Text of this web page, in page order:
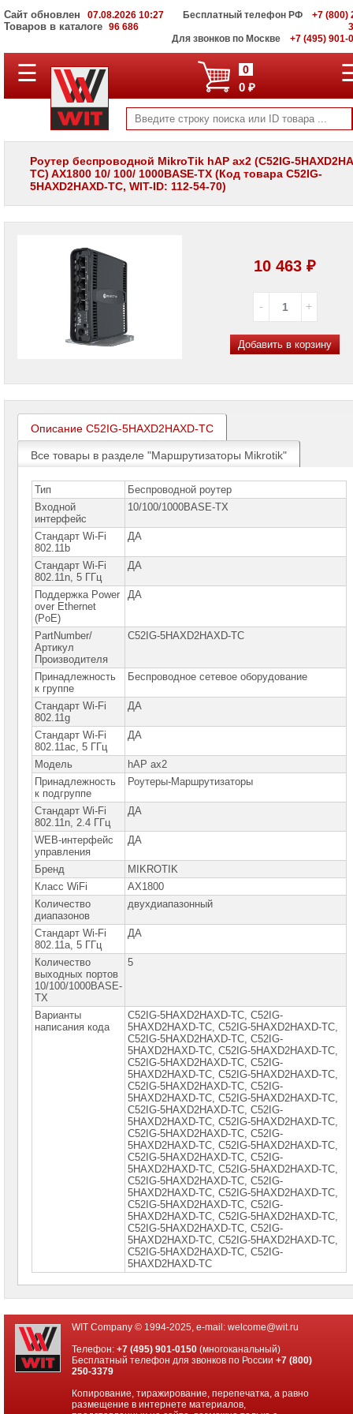
Сайт обновлен 07.08.2026 10:27
Товаров в каталоге 96 686
Бесплатный телефон РФ
+7 (800)
Для звонков по Москве
+7 (495) 901-
ПОЛНЫЙ
КАТАЛОГ
Корпоративные
серверы
WIT
Системы
хранения
данных
Мониторы
Проекторы
Brand
Name
Моноблоки
Brand
Компьютеры
Brand
Name
Принтеры
плоттеры
МФУ
Серверы
Brand
Name
Пассивное
сетевое
оборудование
Активное
сетевое
оборудование
Оборудование
для
IP-
телефонии
Сетевое
оборудование
Ubiquity
Сетевые
адаптеры
Сетевое
оборудование
Allied
Telesis
Сетевое
оборудование
Huawei
Сетевое
оборудование
Аксессуары
Mikrotik
Сетевое
оборудование
HP
Сетевое
оборудование
☰ 0
0 ₽
Роутер беспроводной MikroTik hAP ax2 (C52IG-
TC) AX1800 10/ 100/ 1000BASE-TX (Код товара C52IG-
5HAXD2HAXD-TC, WIT-ID: 112-54-70)
10 463 ₽
Добавить в корзину
Описание C52IG-5HAXD2HAXD-TC
Все товары в разделе "Маршрутизаторы Mikrotik"
Тип
Беспроводной роутер
Входной
интерфейс
10/100/1000BASE-TX
Стандарт Wi-Fi
802.11b
ДА
Стандарт Wi-Fi
802.11n, 5 ГГц
ДА
Поддержка Power
over Ethernet
(PoE)
ДА
PartNumber/
Артикул
Производителя
C52IG-5HAXD2HAXD-TC
Принадлежность
к группе
Беспроводное сетевое оборудование
Стандарт Wi-Fi
802.11g
ДА
Стандарт Wi-Fi
802.11ac, 5 ГГц
ДА
Модель
hAP ax2
Принадлежность
к подгруппе
Роутеры-Маршрутизаторы
Стандарт Wi-Fi
802.11n, 2.4 ГГц
ДА
WEB-интерфейс
управления
ДА
Бренд
MIKROTIK
Класс WiFi
AX1800
Количество
диапазонов
двухдиапазонный
Стандарт Wi-Fi
802.11a, 5 ГГц
ДА
Количество
выходных портов
10/100/1000BASE-
TX
5
Варианты
написания кода
C52IG-5HAXD2HAXD-TC, C52IG-
5HAXD2HAXD-TC, C52IG-5HАXD2HАXD-TC,
С52IG-5HАXD2HАXD-TС, С52IG-
5HАXD2HАXD-TС, С52IG-5НАXD2НАXD-TС,
С52IG-5НАXD2НАXD-TС, С52IG-
5НАXD2НАXD-TС, С52IG-5НАXD2НАXD-TС,
С52IG-5НАXD2НАXD-ТС, С52IG-
5НАXD2НАXD-ТС, С52IG-5НАXD2НАXD-ТС,
С52IG-5НАXD2НАXD-ТС, С52IG-
5НАXD2НАXD-ТС, С52IG-5НАXD2НАXD-ТС,
С52IG-5НАXD2НАXD-ТС, С52IG-
5НАXD2НАXD-ТС, С52IG-5НАХD2НАХD-ТС,
С52IG-5НАХD2НАХD-ТС, С52IG-
5НАХD2НАХD-ТС, С52IG-5НАХD2НАХD-ТС,
С52IG-5НАХD2НАХD-ТС, С52IG-
5НАХD2НАХD-ТС, С52IG-5НАХD2НАХD-ТС,
С52IG-5НАХD2НАХD-ТС, С52IG-
5НАХD2НАХD-ТС, С52IG-5НАХD2НАХD-ТС,
С52IG-5НАХD2НАХD-ТС, С52IG-
5НАХD2НАХD-ТС, С52IG-5НАХD2НАХD-ТС,
С52IG-5НАХD2НАХD-ТС, С52IG-
5НАХD2НАХD-ТС
WIT Company © 1994-2025, e-mail: welcome@wit.ru
Телефон:+7 (495) 901-0150 (многоканальный)
Бесплатный телефон для звонков по России+7 (800)
250-3379
Копирование, тиражирование, перепечатка, а равно
размещение в интернете материалов,